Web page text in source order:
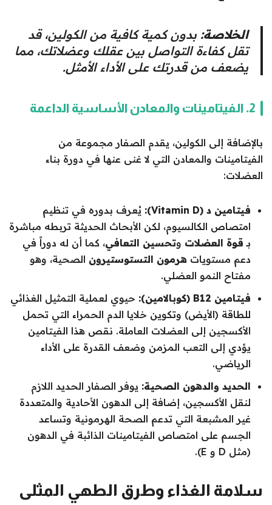
الخلاصة: بدون كمية كافية من الكولين، قد
تقل كفاءة التواصل بين عقلك وعضلاتك، مما
يضعف من قدرتك على الأداء الأمثل.
2. الفيتامينات والمعادن الأساسية الداعمة
بالإضافة إلى الكولين، يقدم الصفار مجموعة من
الفيتامينات والمعادن التي لا غنى عنها في دورة بناء
العضلات:
فيتامين د (Vitamin D):
يُعرف بدوره في تنظيم
امتصاص الكالسيوم، لكن الأبحاث الحديثة تربطه مباشرة
بـ قوة العضلات وتحسين التعافي، كما أن له دوراً في
دعم مستويات هرمون التستوستيرون الصحية، وهو
مفتاح النمو العضلي.
فيتامين B12 (كوبالامين):
حيوي لعملية التمثيل الغذائي
للطاقة (الأيض) وتكوين خلايا الدم الحمراء التي تحمل
الأكسجين إلى العضلات العاملة. نقص هذا الفيتامين
يؤدي إلى التعب المزمن وضعف القدرة على الأداء
الرياضي.
الحديد والدهون الصحية: يوفر الصفار الحديد اللازم
لنقل الأكسجين، إضافة إلى الدهون الأحادية والمتعددة
غير المشبعة التي تدعم الصحة الهرمونية وتساعد
الجسم على امتصاص الفيتامينات الذائبة في الدهون
(مثل D و E).
سلامة الغذاء وطرق الطهي المثلى